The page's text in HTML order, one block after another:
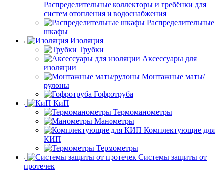
Распределительные коллекторы и гребёнки для
систем отопления и водоснабжения
Распределительные
шкафы
Изоляция
Трубки
Аксессуары для
изоляции
Монтажные маты/
рулоны
Гофротруба
КиП
Термоманометры
Манометры
Комплектующие для
КИП
Термометры
Системы защиты от
протечек